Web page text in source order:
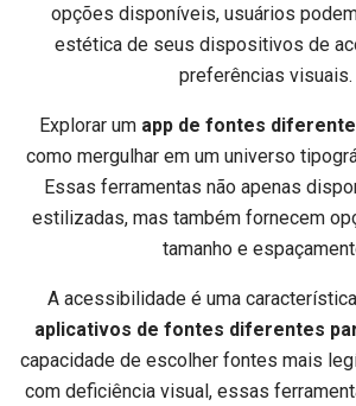
opções disponíveis, usuários
estética de seus dispositivos de
preferências visuais.
Explorar um app de fontes
como mergulhar em um universo
Essas ferramentas não apenas
estilizadas, mas também fornecem
tamanho e
A acessibilidade é uma
aplicativos de fontes diferentes
capacidade de escolher fontes mais
com deficiência visual, essas